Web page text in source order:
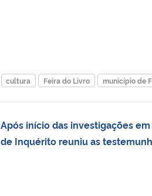
cultura Feira do Livro município de
Após início das investigações
de Inquérito reuniu as